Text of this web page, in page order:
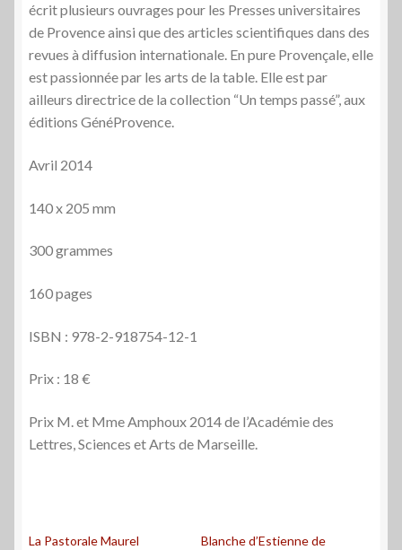
écrit plu­sieurs ouvrages pour les Presses universitaires
de Pro­vence ainsi que des articles scientifiques dans des
revues à diffusion internationale. En pure Provençale, elle
est passionnée par les arts de la table. Elle est par
ailleurs directrice de la collection “Un temps passé”, aux
éditions GénéProvence.
Avril 2014
140 x 205 mm
300 grammes
160 pages
ISBN : 978-2-918754-12-1
Prix : 18 €
Prix M. et Mme Amphoux 2014 de l’Académie des
Lettres, Sciences et Arts de Marseille.
La Pastorale Maurel
Blanche d’Estienne de